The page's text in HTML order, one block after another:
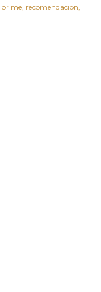
prime recomendacion